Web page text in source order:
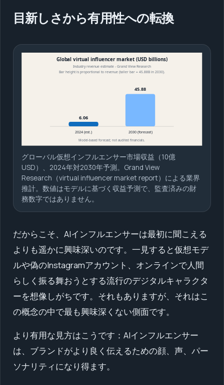
目新しさから有用性への転換
グローバル仮想インフルエンサー市場収益（10億
USD）、2024年対2030年予測。Grand View
Research（virtual influencer market report）による業界
推計。数値はモデルに基づく収益予測で、監査済みの財
務数字ではありません。
だからこそ、AIインフルエンサーは最初に聞こえる
よりも遥かに興味深いのです。一見すると仮想モデ
ルや偽のInstagramアカウント、オンラインで人間
らしく振る舞おうとする流行のデジタルキャラクタ
ーを想像しがちです。それもありますが、それはこ
の概念の中で最も興味深くない側面です。
より有用な見方はこうです：AIインフルエンサー
は、ブランドがより良く伝えるための顔、声、パー
ソナリティになり得ます。